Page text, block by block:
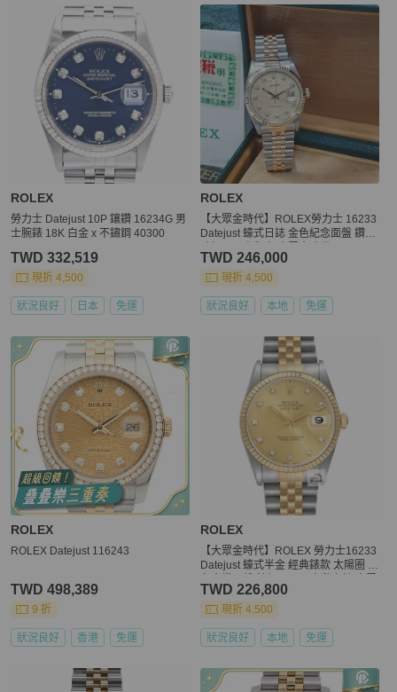
ROLEX
勞力士 Datejust 10P 鑲鑽 16234G 男
士腕錶 18K 白金 x 不鏽鋼 40300
TWD 332,519
現折 4,500
狀況良好 日本 免運
ROLEX
【大眾金時代】ROLEX勞力士 16233
Datejust 蠔式日誌 金色紀念面盤 鑽石
TWD 246,000
現折 4,500
狀況良好 本地 免運
ROLEX
ROLEX Datejust 116243
TWD 498,389
9 折
狀況良好 香港 免運
ROLEX
【大眾金時代】ROLEX 勞力士16233
Datejust 蠔式半金 經典錶款 太陽圈 金
金時代B1276
TWD 226,800
現折 4,500
狀況良好 本地 免運